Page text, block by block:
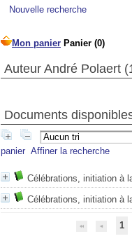
Nouvelle recherche
Auteur André Polaert
Documents
panier Affiner la recherche
Célébrations, initiation à
Célébrations, initiation à
1